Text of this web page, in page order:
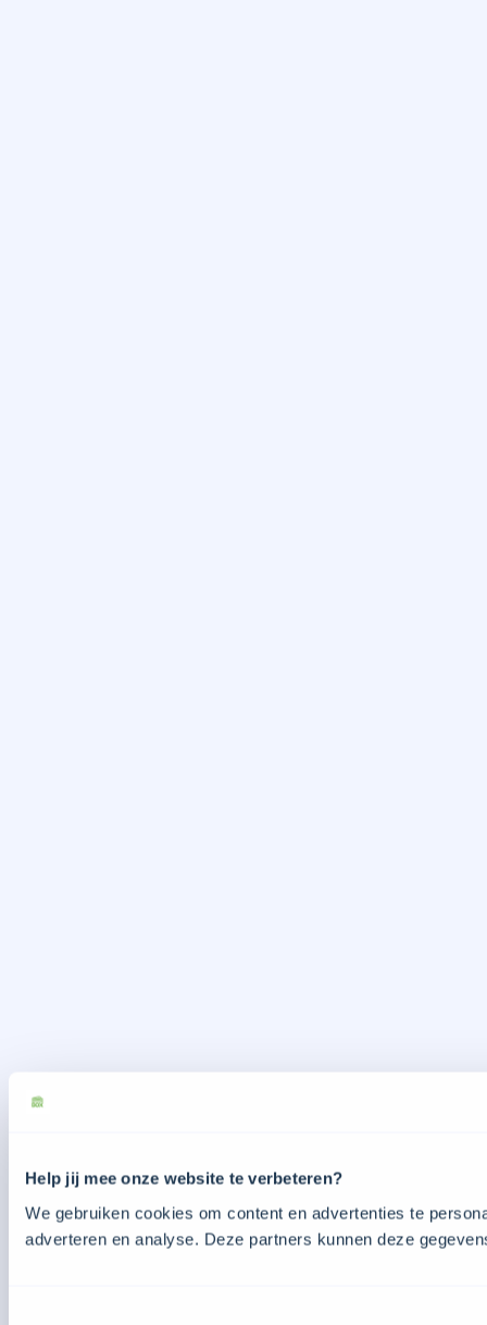
Help jij mee onze website te verbeteren?
We gebruiken cookies om content en advertenties te
adverteren en analyse. Deze partners kunnen deze